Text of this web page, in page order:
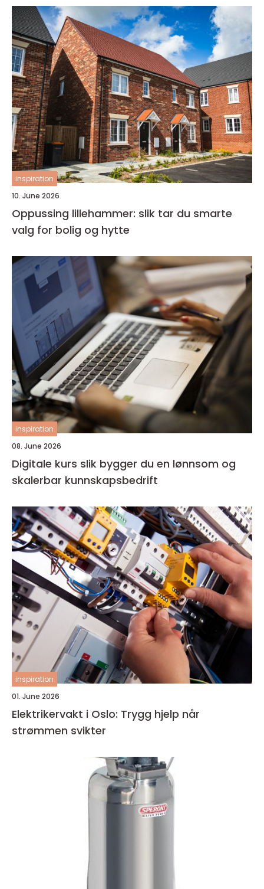
inspiration
10. June 2026
Oppussing lillehammer: slik tar du smarte
valg for bolig og hytte
inspiration
08. June 2026
Digitale kurs slik bygger du en lønnsom og
skalerbar kunnskapsbedrift
inspiration
01. June 2026
Elektrikervakt i Oslo: Trygg hjelp når
strømmen svikter